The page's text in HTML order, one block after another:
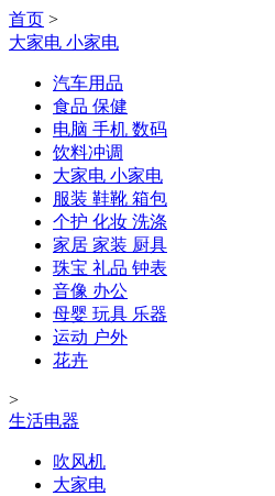
首页 >
大家电 小家电
汽车用品
食品 保健
电脑 手机 数码
饮料冲调
大家电 小家电
服装 鞋靴 箱包
个护 化妆 洗涤
家居 家装 厨具
珠宝 礼品 钟表
音像 办公
母婴 玩具 乐器
运动 户外
花卉
>
生活电器
吹风机
大家电